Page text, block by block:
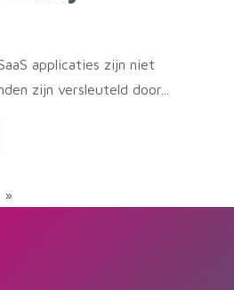
applicaties zijn niet
zijn versleuteld door...
»